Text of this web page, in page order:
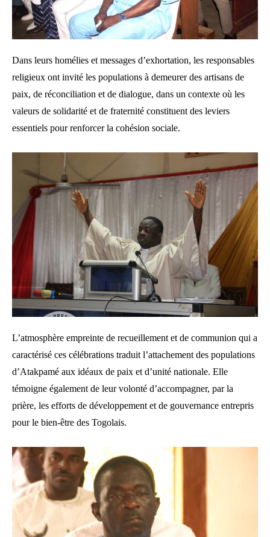
Dans leurs homélies et messages d’exhortation, les responsables
religieux ont invité les populations à demeurer des artisans de
paix, de réconciliation et de dialogue, dans un contexte où les
valeurs de solidarité et de fraternité constituent des leviers
essentiels pour renforcer la cohésion sociale.
L’atmosphère empreinte de recueillement et de communion qui a
caractérisé ces célébrations traduit l’attachement des populations
d’Atakpamé aux idéaux de paix et d’unité nationale. Elle
témoigne également de leur volonté d’accompagner, par la
prière, les efforts de développement et de gouvernance entrepris
pour le bien-être des Togolais.